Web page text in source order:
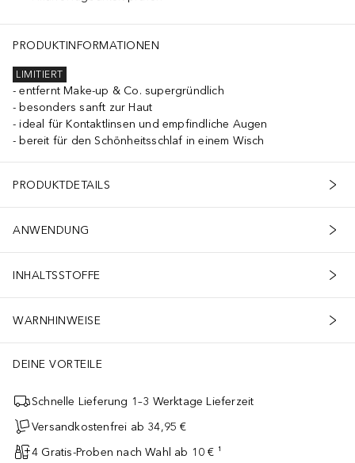
PRODUKTINFORMATIONEN
LIMITIERT
entfernt Make-up & Co. supergründlich
besonders sanft zur Haut
ideal für Kontaktlinsen und empfindliche Augen
bereit für den Schönheitsschlaf in einem Wisch
PRODUKTDETAILS
ANWENDUNG
INHALTSSTOFFE
WARNHINWEISE
DEINE VORTEILE
Schnelle Lieferung 1–3 Werktage Lieferzeit
Versandkostenfrei ab 34,95 €
4 Gratis-Proben nach Wahl ab 10 € ¹